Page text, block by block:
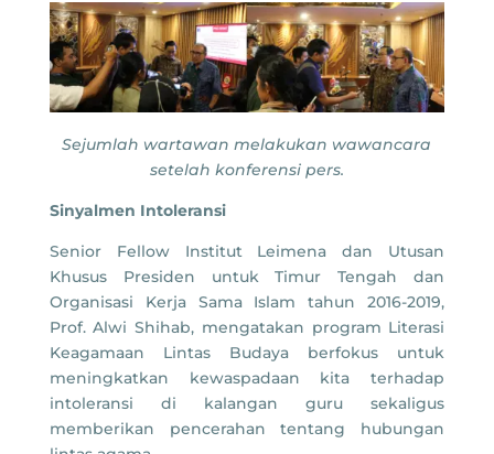
Sejumlah wartawan melakukan wawancara
setelah konferensi pers.
Sinyalmen Intoleransi
Senior Fellow Institut Leimena dan Utusan
Khusus Presiden untuk Timur Tengah dan
Organisasi Kerja Sama Islam tahun 2016-2019,
Prof. Alwi Shihab, mengatakan program Literasi
Keagamaan Lintas Budaya berfokus untuk
meningkatkan kewaspadaan kita terhadap
intoleransi di kalangan guru sekaligus
memberikan pencerahan tentang hubungan